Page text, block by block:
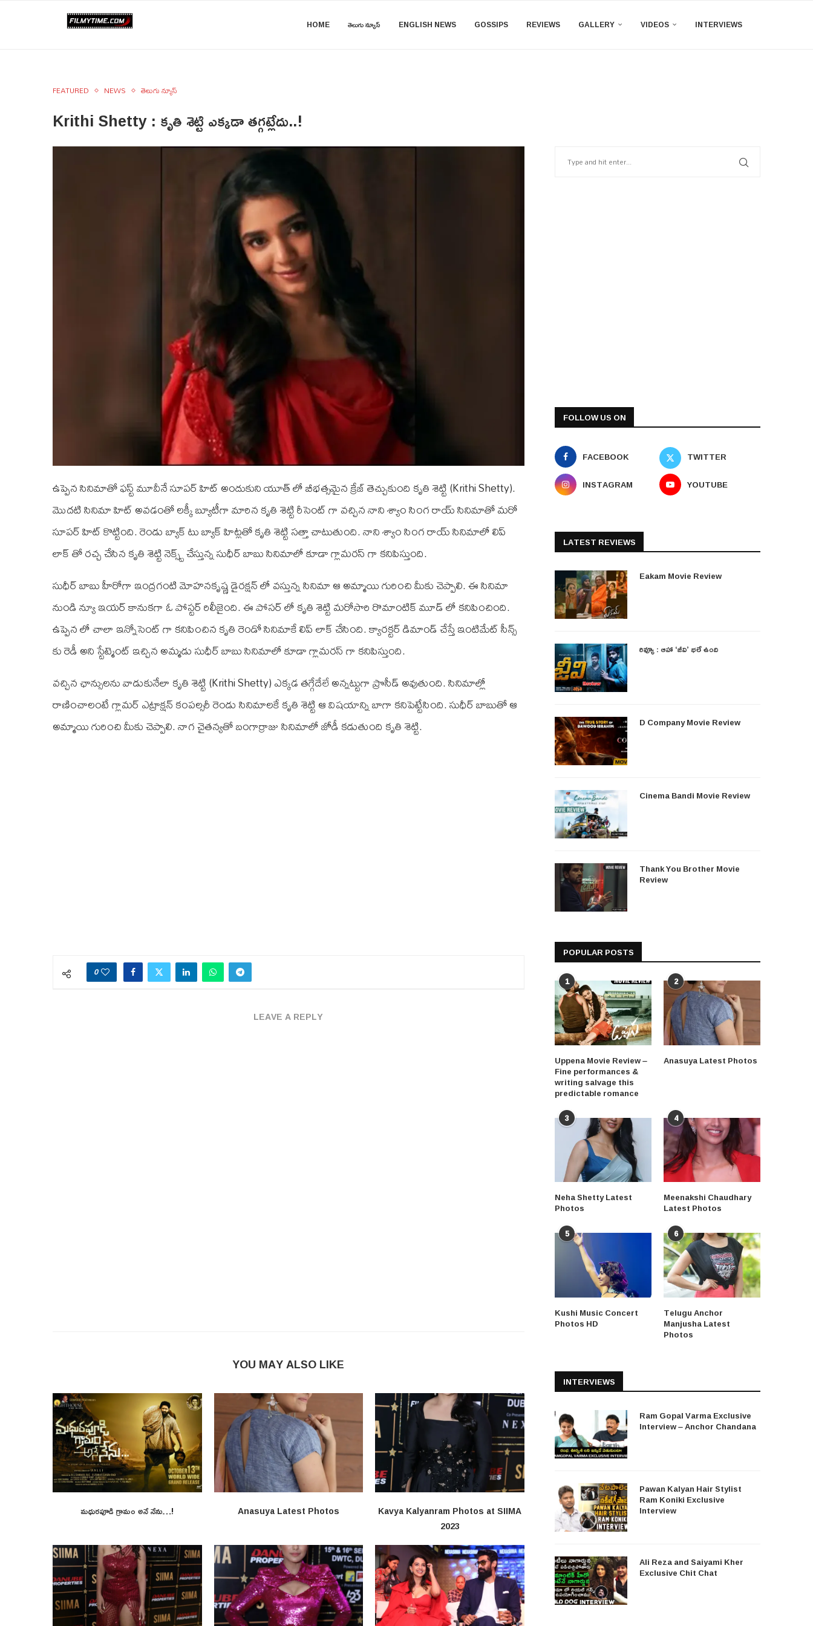
HOME తెలుగు న్యూస్ ENGLISH NEWS GOSSIPS REVIEWS GALLERY VIDEOS INTERVIEWS
FEATURED NEWS తెలుగు న్యూస్
Krithi Shetty : కృతి శెట్టి ఎక్కడా తగ్గట్లేదు..!
ఉప్పెన సినిమాతో ఫస్ట్ మూవీనే సూపర్ హిట్ అందుకుని యూత్ లో బీభత్సమైన క్రేజ్ తెచ్చుకుంది కృతి శెట్టి (Krithi Shetty).
మొదటి సినిమా హిట్ అవడంతో లక్కీ బ్యూటీగా మారిన కృతి శెట్టి రీసెంట్ గా వచ్చిన నాని శ్యాం సింగ రాయ్ సినిమాతో మరో
సూపర్ హిట్ కొట్టింది. రెండు బ్యాక్ టు బ్యాక్ హిట్లతో కృతి శెట్టి సత్తా చాటుతుంది. నాని శ్యాం సింగ రాయ్ సినిమాలో లిప్
లాక్ తో రచ్చ చేసిన కృతి శెట్టి నెక్స్ట్ చేస్తున్న సుధీర్ బాబు సినిమాలో కూడా గ్లామరస్ గా కనిపిస్తుంది.
సుధీర్ బాబు హీరోగా ఇంద్రగంటి మోహనకృష్ణ డైరక్షన్ లో వస్తున్న సినిమా ఆ అమ్మాయి గురించి మీకు చెప్పాలి. ఈ సినిమా
నుండి న్యూ ఇయర్ కానుకగా ఓ పోస్టర్ రిలీజైంది. ఈ పోసర్ లో కృతి శెట్టి మరోసారి రొమాంటిక్ మూడ్ లో కనిపించింది.
ఉప్పెన లో చాలా ఇన్నోసెంట్ గా కనిపించిన కృతి రెండో సినిమాకే లిప్ లాక్ చేసింది. క్యారక్టర్ డిమాండ్ చేస్తే ఇంటిమేట్ సీన్స్
కు రెడీ అని స్టేట్మెంట్ ఇచ్చిన అమ్మడు సుధీర్ బాబు సినిమాలో కూడా గ్లామరస్ గా కనిపిస్తుంది.
వచ్చిన ఛాన్సులను వాడుకునేలా కృతి శెట్టి (Krithi Shetty) ఎక్కడ తగ్గేదేలే అన్నట్టుగా ప్రొసీడ్ అవుతుంది. సినిమాల్లో
రాణించాలంటే గ్లామర్ ఎట్రాక్షన్ కంపల్సరీ రెండు సినిమాలకే కృతి శెట్టి ఆ విషయాన్ని బాగా కనిపెట్టేసింది. సుధీర్ బాబుతో ఆ
అమ్మాయి గురించి మీకు చెప్పాలి. నాగ చైతన్యతో బంగార్రాజు సినిమాలో జోడీ కడుతుంది కృతి శెట్టి.
0
LEAVE A REPLY
YOU MAY ALSO LIKE
మధురపూడి గ్రామం అనే నేను…! Anasuya Latest Photos
Kavya Kalyanram Photos at SIIMA
2023
FOLLOW US ON
FACEBOOK
TWITTER
INSTAGRAM
YOUTUBE
LATEST REVIEWS
Eakam Movie Review
రివ్యూ : ఆహా ‘జీవి’ భలే ఉంది
D Company Movie Review
Cinema Bandi Movie Review
Thank You Brother Movie
Review
POPULAR POSTS
1
Uppena Movie Review –
Fine performances &
writing salvage this
predictable romance
2
Anasuya Latest Photos
3
Neha Shetty Latest
Photos
4
Meenakshi Chaudhary
Latest Photos
5
Kushi Music Concert
Photos HD
6
Telugu Anchor
Manjusha Latest
Photos
INTERVIEWS
Ram Gopal Varma Exclusive
Interview – Anchor Chandana
Pawan Kalyan Hair Stylist
Ram Koniki Exclusive
Interview
Ali Reza and Saiyami Kher
Exclusive Chit Chat